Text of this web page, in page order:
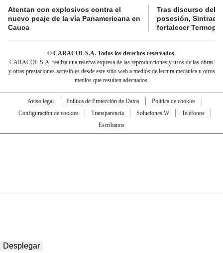
Atentan con explosivos contra el
nuevo peaje de la vía Panamericana en
Cauca
Tras discurso del
posesión,
fortalecer
© CARACOL S.A. Todos los derechos reservados.
CARACOL S.A. realiza una reserva expresa de las reproducciones y usos de las obras
y otras prestaciones accesibles desde este sitio web a medios de lectura mecánica u otros
medios que resulten adecuados.
Aviso legal Política de Protección de Datos
Política de cookies
Configuración de cookies
Transparencia Soluciones W
Teléfonos
Escríbanos
Desplegar